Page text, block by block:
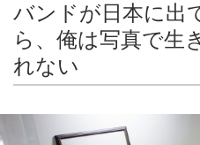
バンドが日本に出
ら、俺は写真で生
れない